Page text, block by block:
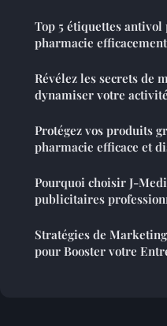
Top 5 étiquettes
pharmacie efficacement
Révélez les secrets de
dynamiser votre
Protégez vos produits
pharmacie efficace et
Pourquoi choisir J-
publicitaires
Stratégies de
pour Booster votre